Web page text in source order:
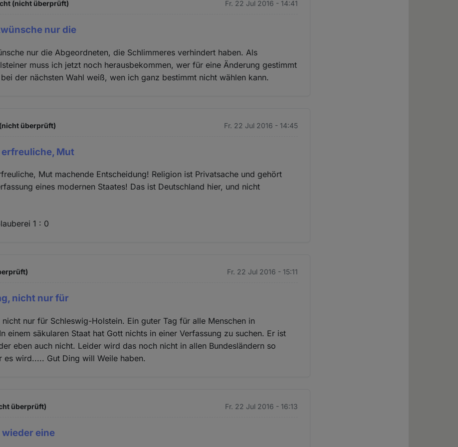
(nicht überprüft) Fr. 22 Jul 2016 - 14:41
nur die
nur die Abgeordneten, die Schlimmeres verhindert haben. Als
muss ich jetzt noch herausbekommen, wer für eine Änderung gestimmt
der nächsten Wahl weiß, wen ich ganz bestimmt nicht wählen kann.
überprüft) Fr. 22 Jul 2016 - 14:45
erfreuliche, Mut
Mut machende Entscheidung! Religion ist Privatsache und gehört
eines modernen Staates! Das ist Deutschland hier, und nicht
1 : 0
Fr. 22 Jul 2016 - 15:11
nicht nur für
nicht nur für Schleswig-Holstein. Ein guter Tag für alle Menschen in
einem säkularen Staat hat Gott nichts in einer Verfassung zu suchen. Er ist
eben auch nicht. Leider wird das noch nicht in allen Bundesländern so
es wird..... Gut Ding will Weile haben.
überprüft) Fr. 22 Jul 2016 - 16:13
eine